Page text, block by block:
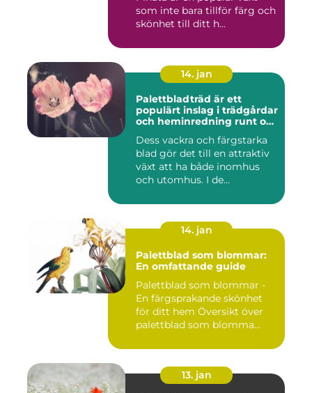
som inte bara tillför färg och
skönhet till ditt h...
14. jan
Palettbladträd är ett
populärt inslag i trädgårdar
och heminredning runt om
Dess vackra och färgstarka
blad gör det till en attraktiv
växt att ha både inomhus
och utomhus. I de...
14. jan
Palettblad som blommar:
En omfattande guide
Palettblad som blommar -
En färgsprakande skönhet
för ditt hem Översikt över
palettblad som blomma...
13. jan